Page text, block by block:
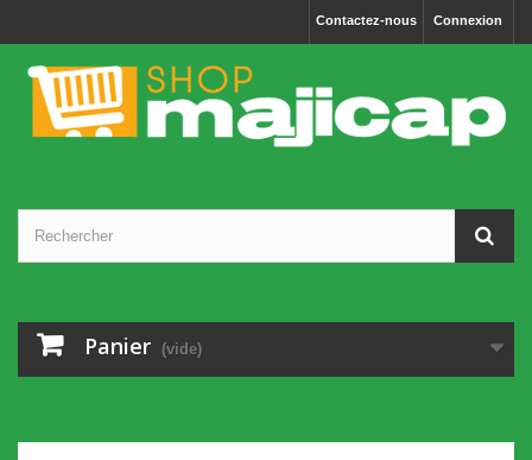
Connexion
Contactez-nous
Panier (vide)